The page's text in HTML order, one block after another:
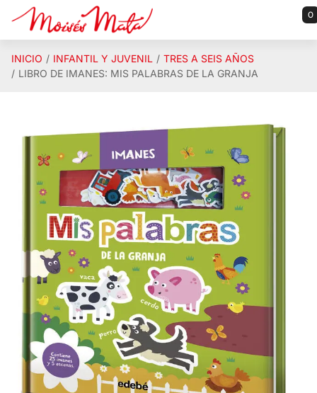
Saltar al contenido principal 0
INICIO INFANTIL Y JUVENIL
TRES A SEIS AÑOS
LIBRO DE IMANES: MIS PALABRAS DE LA GRANJA